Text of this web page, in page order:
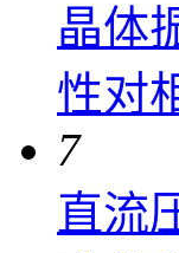
晶体
性对
7
直流